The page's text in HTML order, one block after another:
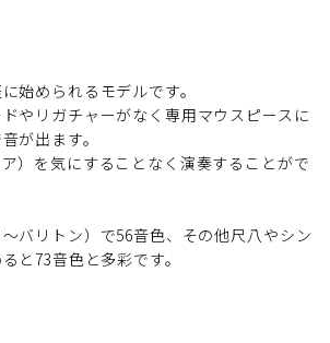
始められるモデルです。
やリガチャーがなく専用マウスピースに
が出ます。
）を気にすることなく演奏することがで
バリトン）で56音色、その他尺八やシン
と73音色と多彩です。